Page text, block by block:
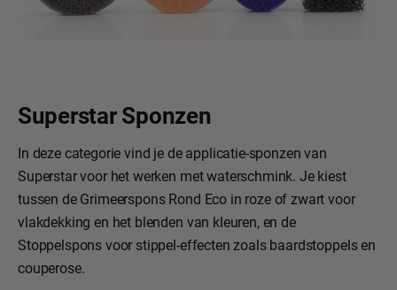
Superstar Sponzen
In deze categorie vind je de applicatie-sponzen van
Superstar voor het werken met waterschmink. Je kiest
tussen de Grimeerspons Rond Eco in roze of zwart voor
vlakdekking en het blenden van kleuren, en de
Stoppelspons voor stippel-effecten zoals baardstoppels en
couperose.